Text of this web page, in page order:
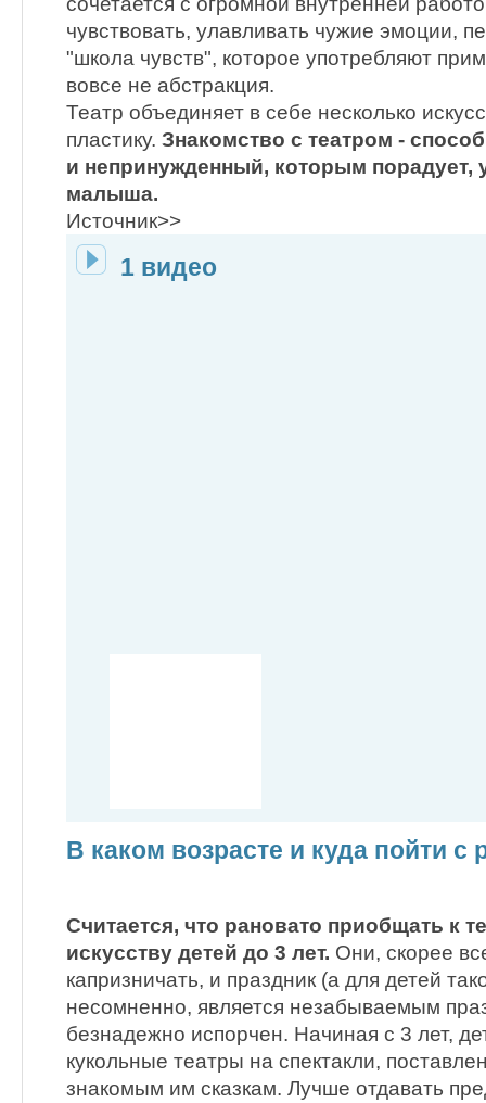
чувствовать, улавливать чужие эмоции,
"школа чувств", которое употребляют
вовсе не абстракция.
Театр объединяет в себе несколько
пластику. Знакомство с театром -
и непринужденный, которым порадует,
малыша.
Источник>>
1 видео
В каком возрасте и куда пойти с
Считается, что рановато приобщать к
искусству детей до 3 лет. Они, скорее
капризничать, и праздник (а для детей
несомненно, является незабываемым
безнадежно испорчен. Начиная с 3 лет,
кукольные театры на спектакли,
знакомым им сказкам. Лучше отдавать